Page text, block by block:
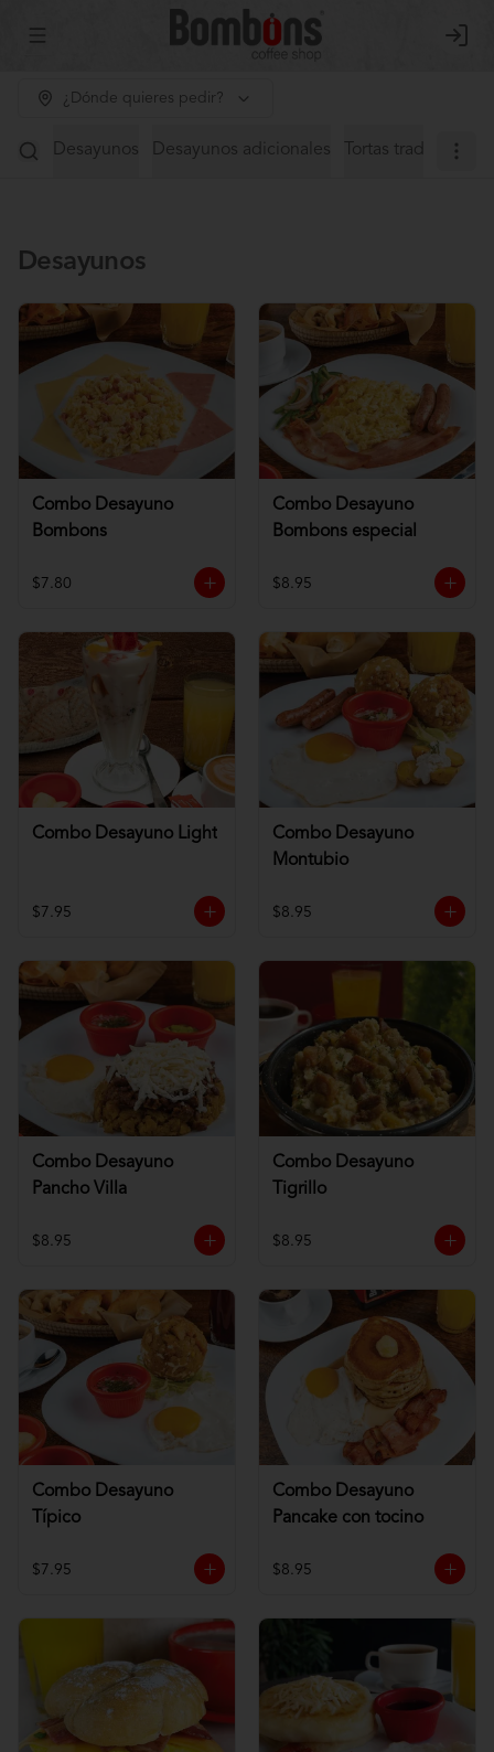
Abrir menu de navegación Login
¿Dónde quieres pedir?
Desayunos Desayunos adicionales Tortas tradicionales
Desayunos
Combo Desayuno
Bombons
$7.80
Combo Desayuno
Bombons especial
$8.95
Combo Desayuno Light
$7.95
Combo Desayuno
Montubio
$8.95
Combo Desayuno
Pancho Villa
$8.95
Combo Desayuno
Tigrillo
$8.95
Combo Desayuno
Típico
$7.95
Combo Desayuno
Pancake con tocino
$8.95